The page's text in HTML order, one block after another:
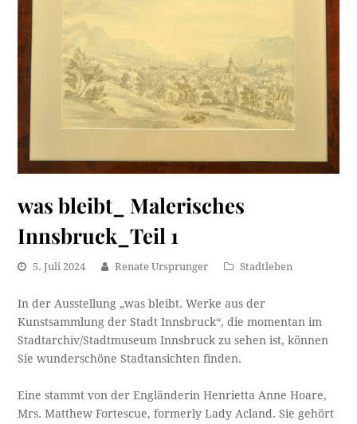
was bleibt_ Malerisches
Innsbruck_Teil 1
5. Juli 2024 Renate Ursprunger Stadtleben
In der Ausstellung „was bleibt. Werke aus der
Kunstsammlung der Stadt Innsbruck“, die momentan im
Stadtarchiv/Stadtmuseum Innsbruck zu sehen ist, können
Sie wunderschöne Stadtansichten finden.
Eine stammt von der Engländerin Henrietta Anne Hoare,
Mrs. Matthew Fortescue, formerly Lady Acland. Sie gehört